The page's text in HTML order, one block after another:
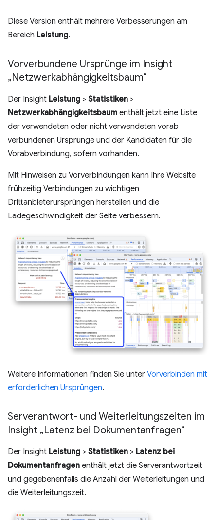
Diese Version enthält mehrere Verbesserungen am
Bereich Leistung.
Vorverbundene Ursprünge im Insight
„Netzwerkabhängigkeitsbaum“
Der Insight Leistung > Statistiken >
Netzwerkabhängigkeitsbaum enthält jetzt eine Liste
der verwendeten oder nicht verwendeten vorab
verbundenen Ursprünge und der Kandidaten für die
Vorabverbindung, sofern vorhanden.
Mit Hinweisen zu Vorverbindungen kann Ihre Website
frühzeitig Verbindungen zu wichtigen
Drittanbieterursprüngen herstellen und die
Ladegeschwindigkeit der Seite verbessern.
Weitere Informationen finden Sie unter Vorverbinden mit
erforderlichen Ursprüngen.
Serverantwort- und Weiterleitungszeiten im
Insight „Latenz bei Dokumentanfragen“
Der Insight Leistung > Statistiken > Latenz bei
Dokumentanfragen enthält jetzt die Serverantwortzeit
und gegebenenfalls die Anzahl der Weiterleitungen und
die Weiterleitungszeit.